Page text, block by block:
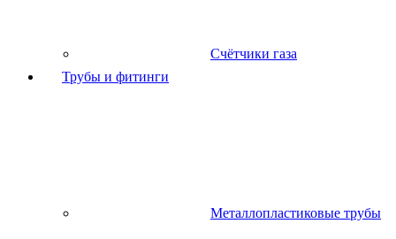
Счётчики газа
Трубы и фитинги
Металлопластиковые трубы